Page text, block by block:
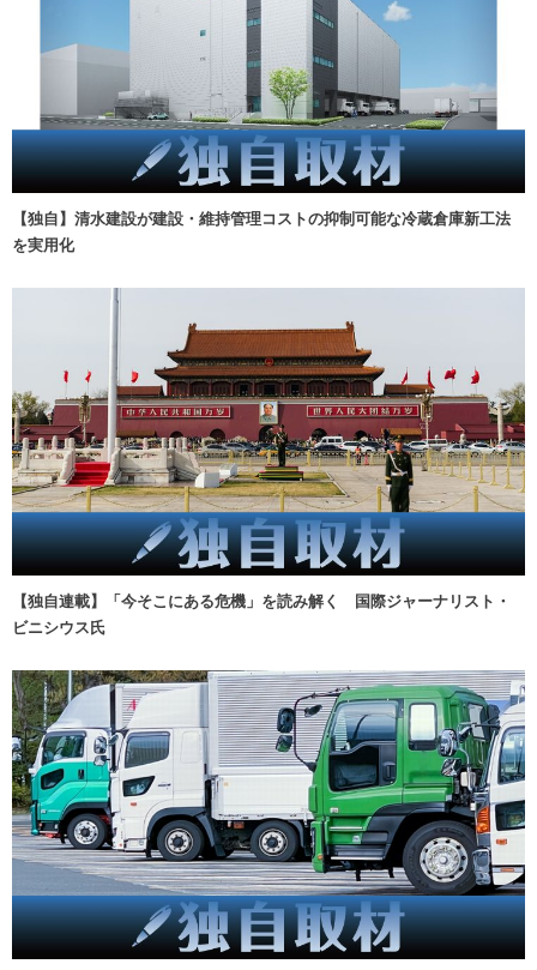
【独自】清水建設が建設・維持管理コストの抑制可能な冷蔵倉庫新工法
を実用化
【独自連載】「今そこにある危機」を読み解く 国際ジャーナリスト・
ビニシウス氏